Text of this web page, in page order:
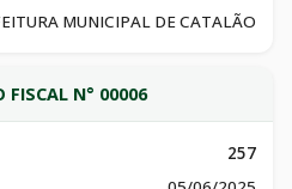
MUNICIPAL DE CATALÃO
FISCAL N° 00006
257